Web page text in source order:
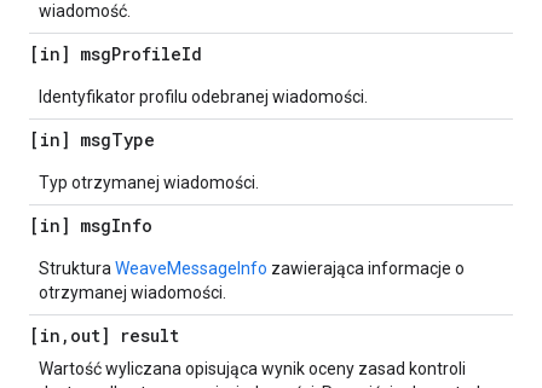
wiadomość.
[in] msgProfileId
Identyfikator profilu odebranej wiadomości.
[in] msgType
Typ otrzymanej wiadomości.
[in] msgInfo
Struktura WeaveMessageInfo zawierająca informacje o
otrzymanej wiadomości.
[in , out] result
Wartość wyliczana opisująca wynik oceny zasad kontroli